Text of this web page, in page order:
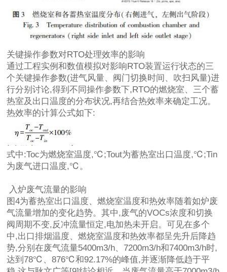
关键操作参数对RTO处理效率的影响
通过工程实例和数值模拟对影响RTO装置运行状态的三
个关键操作参数(进气风量、阀门切换时间、吹扫风量)进
行分别讨论,得到不同操作参数下,RTO的燃烧室、三个蓄
热室及出口温度的分布状况,再结合热效率来确定工况。
热效率的计算公式如下:
式中:Toc为燃烧室温度,℃;Tout为蓄热室出口温度,℃;Tin
为废气进口温度,℃。
入炉废气流量的影响
图4为蓄热室出口温度、燃烧室温度和热效率随着如炉废
气流量增加的变化趋势。其中,废气的VOCs浓度和切换
阀周期不变,反冲流量恒定,电加热未开启。可见在多个
中,出口排烟温度、燃烧室温度和热效率都呈先升后降趋
势,分别在废气流量5400m3/h、7200m3/h和7400m3/h时,
达到78℃、876℃和92.17%的峰值,并逐渐降低趋于平